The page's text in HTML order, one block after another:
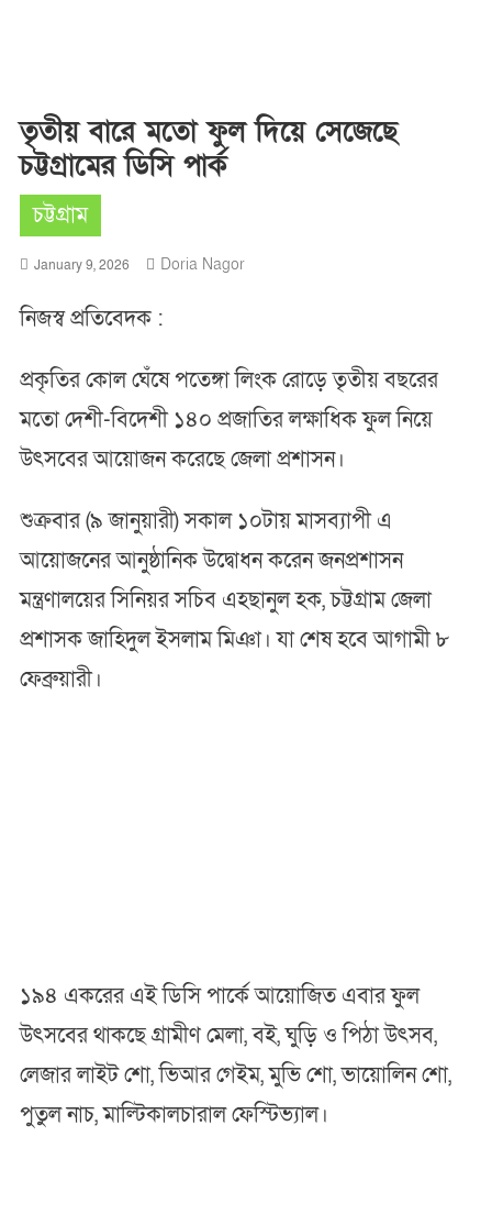
তৃতীয় বারে মতো ফুল দিয়ে সেজেছে
চট্টগ্রামের ডিসি পার্ক
চট্টগ্রাম
January 9, 2026 Doria Nagor
নিজস্ব প্রতিবেদক :
প্রকৃতির কোল ঘেঁষে পতেঙ্গা লিংক রোড়ে তৃতীয় বছরের
মতো দেশী-বিদেশী ১৪০ প্রজাতির লক্ষাধিক ফুল নিয়ে
উৎসবের আয়োজন করেছে জেলা প্রশাসন।
শুক্রবার (৯ জানুয়ারী) সকাল ১০টায় মাসব্যাপী এ
আয়োজনের আনুষ্ঠানিক উদ্বোধন করেন জনপ্রশাসন
মন্ত্রণালয়ের সিনিয়র সচিব এহছানুল হক, চট্টগ্রাম জেলা
প্রশাসক জাহিদুল ইসলাম মিঞা। যা শেষ হবে আগামী ৮
ফেব্রুয়ারী।
১৯৪ একরের এই ডিসি পার্কে আয়োজিত এবার ফুল
উৎসবের থাকছে গ্রামীণ মেলা, বই, ঘুড়ি ও পিঠা উৎসব,
লেজার লাইট শো, ভিআর গেইম, মুভি শো, ভায়োলিন শো,
পুতুল নাচ, মাল্টিকালচারাল ফেস্টিভ্যাল।